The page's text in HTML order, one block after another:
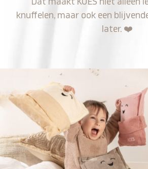
knuffelen, maar ook een
later. ❤️